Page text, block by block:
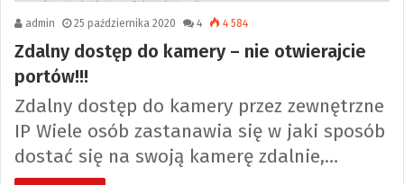
admin 25 października 2020 4 4 584
Zdalny dostęp do kamery – nie otwierajcie
portów!!!
Zdalny dostęp do kamery przez zewnętrzne
IP Wiele osób zastanawia się w jaki sposób
dostać się na swoją kamerę zdalnie,…